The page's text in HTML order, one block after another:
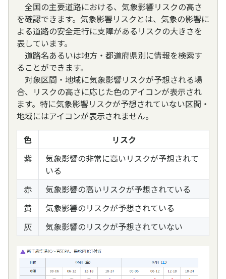
全国の主要道路における、気象影響リスクの高さ
を確認できます。気象影響リスクとは、気象の影響に
よる道路の安全走行に支障があるリスクの大きさを
表しています。
道路名あるいは地方・都道府県別に情報を検索す
ることができます。
対象区間・地域に気象影響リスクが予想される場
合、リスクの高さに応じた色のアイコンが表示され
ます。特に気象影響リスクが予想されていない区間・
地域にはアイコンが表示されません。
色
リスク
紫
気象影響の非常に高いリスクが予想されて
いる
赤
気象影響の高いリスクが予想されている
黄
気象影響のリスクが予想されている
灰
気象影響のリスクが予想されていない